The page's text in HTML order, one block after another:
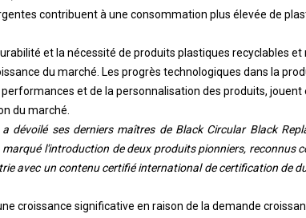
contribuent à une consommation plus élevée de
et la nécessité de produits plastiques recyclables et
du marché. Les progrès technologiques dans la
et de la personnalisation des produits,
du marché.
dévoilé ses derniers maîtres de Black Circular Black
l'introduction de deux produits pionniers, reconnus
avec un contenu certifié international de certification de
croissance significative en raison de la demande